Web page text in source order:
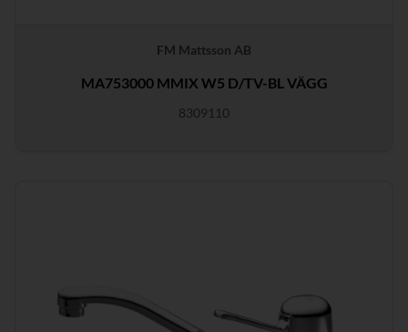
FM Mattsson AB
MA753000 MMIX W5 D/TV-BL VÄGG
8309110